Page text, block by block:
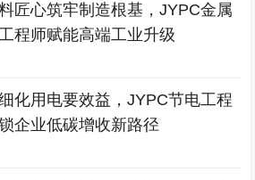
匠心筑牢制造根基，JYPC金属
程师赋能高端工业升级
化用电要效益，JYPC节电工程
企业低碳增收新路径